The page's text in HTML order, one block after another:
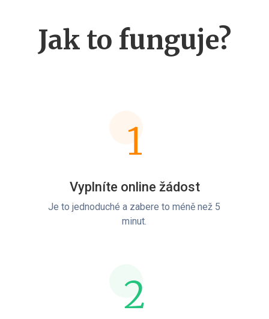
Jak to funguje?
1
Vyplníte online žádost
Je to jednoduché a zabere to méně než 5
minut.
2